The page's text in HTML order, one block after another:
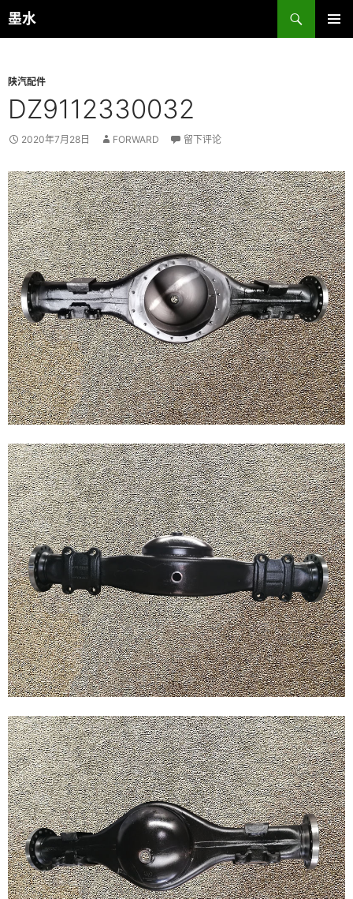
跳
至
墨水
搜
索
陕汽配件
DZ9112330032
2020年7月28日 FORWARD 留下评论